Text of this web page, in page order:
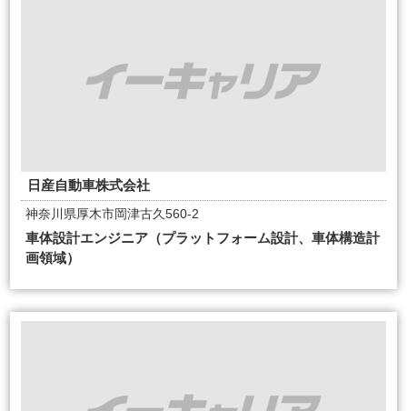
日産自動車株式会社
神奈川県厚木市岡津古久560-2
車体設計エンジニア（プラットフォーム設計、車体構造計
画領域）